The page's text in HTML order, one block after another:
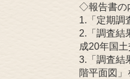
◇報告書の
1.「定期調
2.「調査結
成20年国
3.「調査結
階平面図